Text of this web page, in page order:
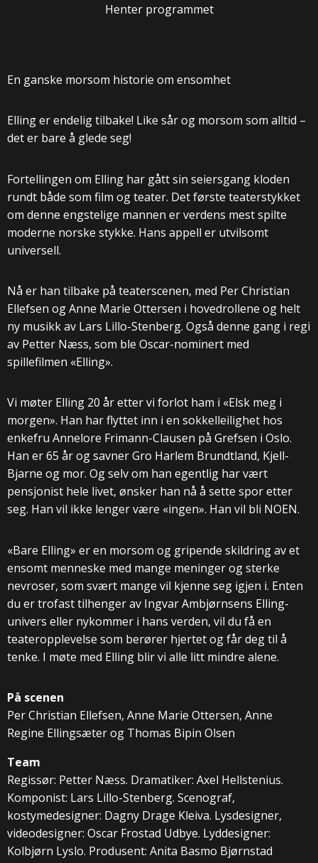
Henter programmet
En ganske morsom historie om ensomhet
Elling er endelig tilbake! Like sår og morsom som alltid –
det er bare å glede seg!
Fortellingen om Elling har gått sin seiersgang kloden
rundt både som film og teater. Det første teaterstykket
om denne engstelige mannen er verdens mest spilte
moderne norske stykke. Hans appell er utvilsomt
universell.
Nå er han tilbake på teaterscenen, med Per Christian
Ellefsen og Anne Marie Ottersen i hovedrollene og helt
ny musikk av Lars Lillo-Stenberg. Også denne gang i regi
av Petter Næss, som ble Oscar-nominert med
spillefilmen «Elling».
Vi møter Elling 20 år etter vi forlot ham i «Elsk meg i
morgen». Han har flyttet inn i en sokkelleilighet hos
enkefru Annelore Frimann-Clausen på Grefsen i Oslo.
Han er 65 år og savner Gro Harlem Brundtland, Kjell-
Bjarne og mor. Og selv om han egentlig har vært
pensjonist hele livet, ønsker han nå å sette spor etter
seg. Han vil ikke lenger være «ingen». Han vil bli NOEN.
«Bare Elling» er en morsom og gripende skildring av et
ensomt menneske med mange meninger og sterke
nevroser, som svært mange vil kjenne seg igjen i. Enten
du er trofast tilhenger av Ingvar Ambjørnsens Elling-
univers eller nykommer i hans verden, vil du få en
teateropplevelse som berører hjertet og får deg til å
tenke. I møte med Elling blir vi alle litt mindre alene.
På scenen
Per Christian Ellefsen, Anne Marie Ottersen, Anne
Regine Ellingsæter og Thomas Bipin Olsen
Team
Regissør: Petter Næss. Dramatiker: Axel Hellstenius.
Komponist: Lars Lillo-Stenberg. Scenograf,
kostymedesigner: Dagny Drage Kleiva. Lysdesigner,
videodesigner: Oscar Frostad Udbye. Lyddesigner:
Kolbjørn Lyslo. Produsent: Anita Basmo Bjørnstad